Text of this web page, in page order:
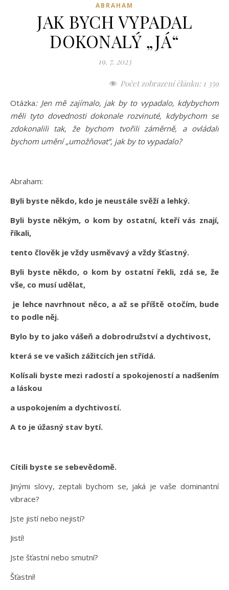
ABRAHAM
JAK BYCH VYPADAL
DOKONALÝ „JÁ“
19. 7. 2023
Počet zobrazení článku: 1 359
Otázka: Jen mě zajímalo, jak by to vypadalo, kdybychom
měli tyto dovednosti dokonale rozvinuté, kdybychom se
zdokonalili tak, že bychom tvořili záměrně, a ovládali
bychom umění „umožňovat“, jak by to vypadalo?
Abraham:
Byli byste někdo, kdo je neustále svěží a lehký.
Byli byste někým, o kom by ostatní, kteří vás znají,
říkali,
tento člověk je vždy usměvavý a vždy šťastný.
Byli byste někdo, o kom by ostatní řekli, zdá se, že
vše, co musí udělat,
je lehce navrhnout něco, a až se příště otočím, bude
to podle něj.
Bylo by to jako vášeň a dobrodružství a dychtivost,
která se ve vašich zážitcích jen střídá.
Kolísali byste mezi radostí a spokojeností a nadšením
a láskou
a uspokojením a dychtivostí.
A to je úžasný stav bytí.
Cítili byste se sebevědomě.
Jinými slovy, zeptali bychom se, jaká je vaše dominantní
vibrace?
Jste jistí nebo nejistí?
Jistí!
Jste šťastní nebo smutní?
Šťastní!